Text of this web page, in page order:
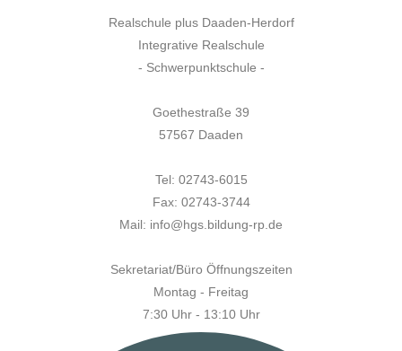
Realschule plus Daaden-Herdorf
Integrative Realschule
- Schwerpunktschule -
Goethestraße 39
57567 Daaden
Tel: 02743-6015
Fax: 02743-3744
Mail: info@hgs.bildung-rp.de
Sekretariat/Büro Öffnungszeiten
Montag - Freitag
7:30 Uhr - 13:10 Uhr